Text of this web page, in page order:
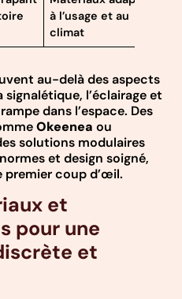
à l’usage et au
climat
au-delà des aspects
l’éclairage et
dans l’espace. Des
Okeenea ou
solutions modulaires
et design soigné,
premier coup d’œil.
et
pour une
et